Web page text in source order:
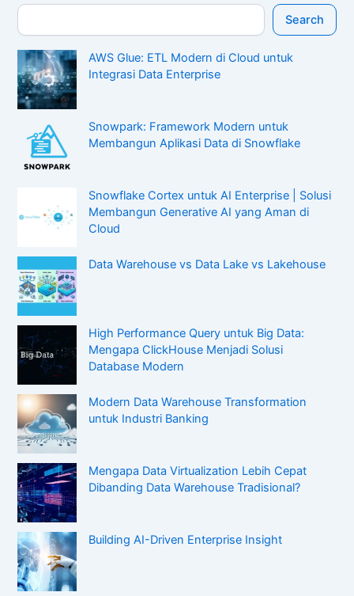
Search
AWS Glue: ETL Modern di Cloud untuk
Integrasi Data Enterprise
Snowpark: Framework Modern untuk
Membangun Aplikasi Data di Snowflake
Snowflake Cortex untuk AI Enterprise | Solusi
Membangun Generative AI yang Aman di
Cloud
Data Warehouse vs Data Lake vs Lakehouse
High Performance Query untuk Big Data:
Mengapa ClickHouse Menjadi Solusi
Database Modern
Modern Data Warehouse Transformation
untuk Industri Banking
Mengapa Data Virtualization Lebih Cepat
Dibanding Data Warehouse Tradisional?
Building AI-Driven Enterprise Insight